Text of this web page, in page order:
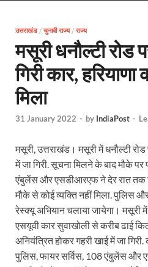
Bharat Tex
Shri Ram
Lok
West Bengal
Shri Kashi
Dr.Teejan
Khatipura
उत्तराखंड/ चुनावी राज्य/ राज्य
मसूरी धनौल्टी रोड
गिरी कार,
मिला
31 January 2022 - by IndiaPost -
मसूरी, उत्तराखंड। मसूरी में धनौल्टी
में जा गिरी. सूचना मिलने के बाद मौके
एंबुलेंस और एसडीआरएफ ने देर रात तक
मौके से कोई व्यक्ति नहीं मिला. पुलिस
रेस्क्यू अभियान चलाया जायेगा। मसूरी
एसयूवी कार सुवाखोली से करीब ढाई
अनियंत्रित होकर गहरी खाई में जा
पुलिस, फायर सर्विस, 108 एंबुलेंस और